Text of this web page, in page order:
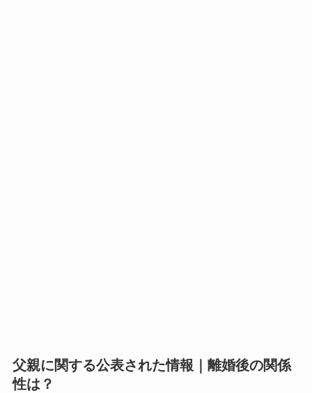
父親に関する公表された情報｜離婚後の関係
性は？